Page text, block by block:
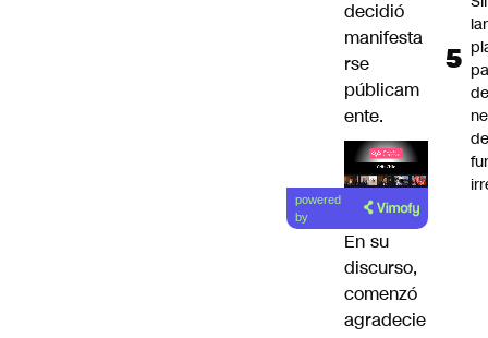
decidió
manifesta
rse
públicam
ente.
Lea el
artículo
powered
by
En su
discurso,
comenzó
agradecie
de